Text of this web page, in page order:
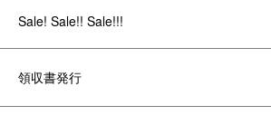
Sale! Sale!! Sale!!!
領収書発行